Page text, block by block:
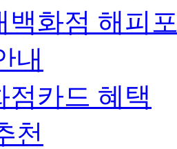
백화점 해피
내
점카드 혜택
천